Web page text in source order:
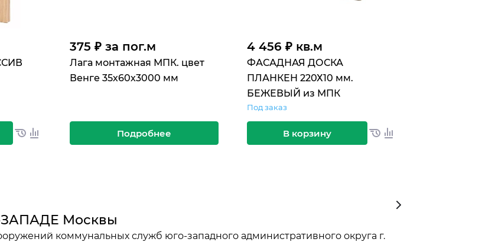
375 ₽ за пог.м
Лага монтажная МПК. цвет
Венге 35х60х3000 мм
Подробнее
4 456 ₽ кв.м
ФАСАДНАЯ ДОСКА
ПЛАНКЕН 220Х10 мм.
БЕЖЕВЫЙ из МПК
Под заказ
В корзину
Москвы
коммунальных служб юго-западного административного округа г.